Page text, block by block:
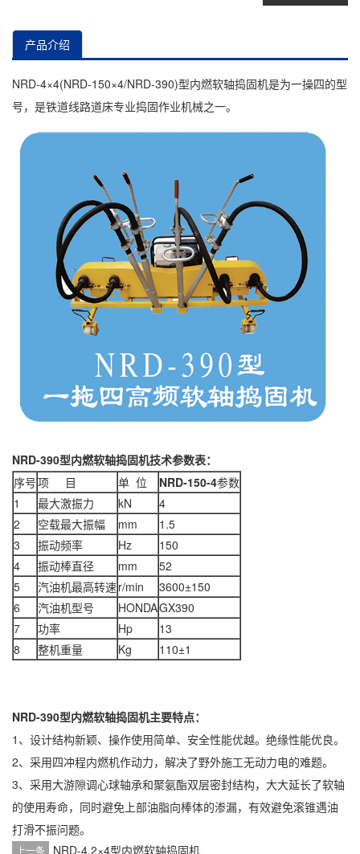
产品介绍
NRD-4×4(NRD-150×4/NRD-390)型内燃软轴捣固机是为一操四的型
号，是铁道线路道床专业捣固作业机械之一。
NRD-390型内燃软轴捣固机技术参数表：
序号项 目 单 位 NRD-150-4参数
1
最大激振力 kN
4
2
空载最大振幅 mm
1.5
3
振动频率 Hz
150
4
振动棒直径 mm
52
5
汽油机最高转速r/min
3600±150
6
汽油机型号 HONDAGX390
7
功率 Hp
13
8
整机重量 Kg 110±1
NRD-390型内燃软轴捣固机主要特点：
1、设计结构新颖、操作使用简单、安全性能优越。绝缘性能优良。
2、采用四冲程内燃机作动力，解决了野外施工无动力电的难题。
3、采用大游隙调心球轴承和聚氨酯双层密封结构，大大延长了软轴
的使用寿命，同时避免上部油脂向棒体的渗漏，有效避免滚锥遇油
打滑不振问题。
上一条 NRD-4.2×4型内燃软轴捣固机